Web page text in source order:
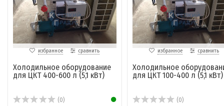
избранное сравнить
Холодильное оборудование
для ЦКТ 400-600 л (5,1 кВт)
(0)
избранное сравнить
Холодильное
для ЦКТ 100-400 л (5,1 кВт)
(0)